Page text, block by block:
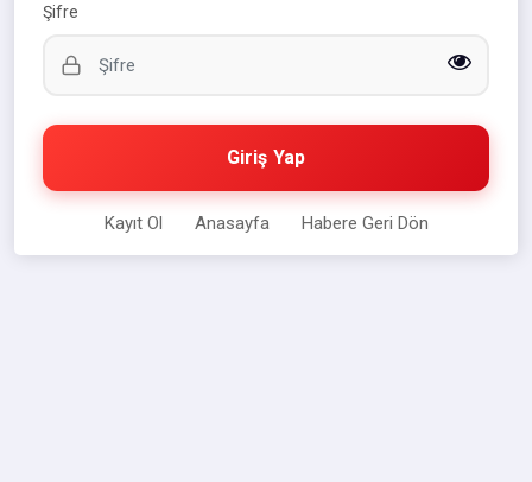
Şifre
Giriş Yap
Kayıt Ol Anasayfa Habere Geri Dön